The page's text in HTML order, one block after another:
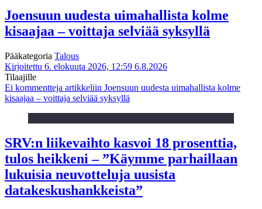
Joensuun uudesta uimahallista kolme
kisaajaa – voittaja selviää syksyllä
Pääkategoria Talous
Kirjoitettu 6. elokuuta 2026, 12:59 6.8.2026
Tilaajille
Ei kommentteja artikkeliin Joensuun uudesta uimahallista kolme
kisaajaa – voittaja selviää syksyllä
SRV:n liikevaihto kasvoi 18 prosenttia,
tulos heikkeni – ”Käymme parhaillaan
lukuisia neuvotteluja uusista
datakeskushankkeista”